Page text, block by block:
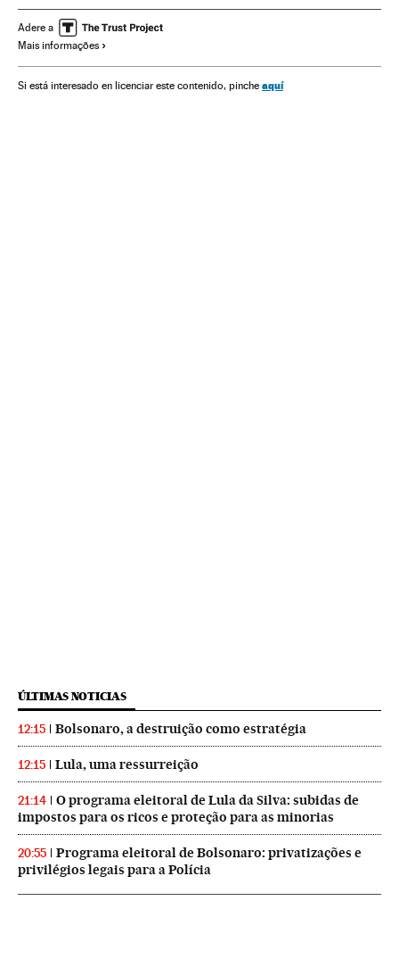
Copa do Mundo Futebol Futebol
Selección croata
Seleção Brasileira
Adere a
Mais informações
Si está interesado en licenciar este contenido, pinche aquí
ÚLTIMAS NOTICIAS
12:15 Bolsonaro, a destruição como estratégia
12:15 Lula, uma ressurreição
21:14
O programa eleitoral de Lula da Silva: subidas de
impostos para os ricos e proteção para as minorias
20:55
Programa eleitoral de Bolsonaro: privatizações e
privilégios legais para a Polícia